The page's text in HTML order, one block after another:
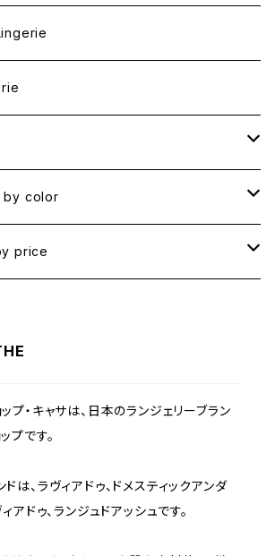
by color
price
プ・キャサは、日本のランジェリーブラン
プです。
は、ラヴィアドゥ、ドメスティックアンダ
アドゥ、ランジュドアッシュです。